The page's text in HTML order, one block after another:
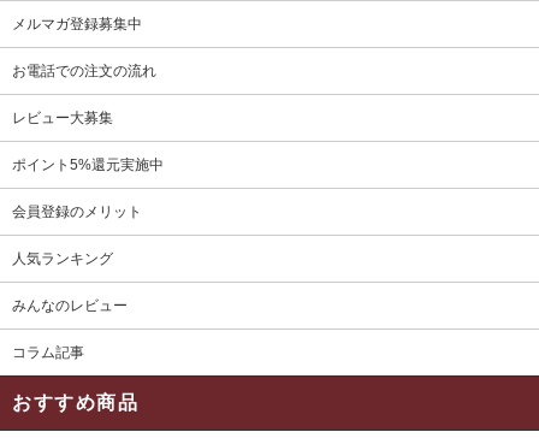
メルマガ登録募集中
お電話での注文の流れ
レビュー大募集
ポイント5%還元実施中
会員登録のメリット
人気ランキング
みんなのレビュー
コラム記事
おすすめ商品